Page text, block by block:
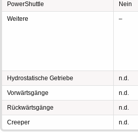
PowerShuttle Nein
Weitere –
Hydrostatische Getriebe n.d.
Vorwärtsgänge n.d.
Rückwärtsgänge n.d.
Creeper n.d.